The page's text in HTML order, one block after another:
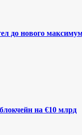
до нового
на €10 млрд